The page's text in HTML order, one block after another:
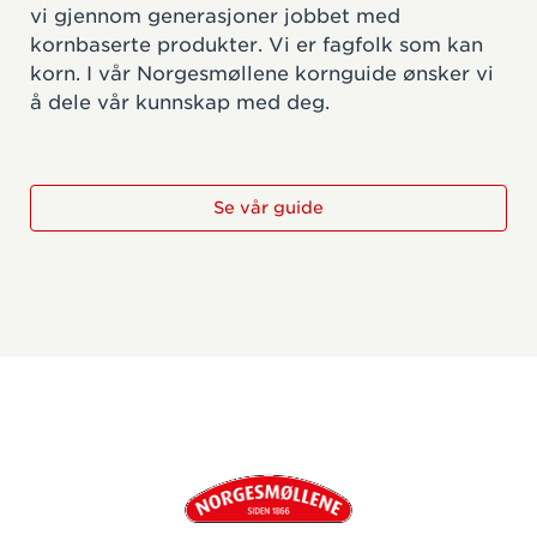
vi gjennom generasjoner jobbet med
kornbaserte produkter. Vi er fagfolk som kan
korn. I vår Norgesmøllene kornguide ønsker vi
å dele vår kunnskap med deg.
Se vår guide